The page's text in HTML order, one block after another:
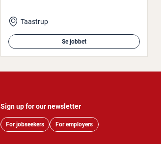
Taastrup
Se jobbet
Sign up for our newsletter
For jobseekers For employers